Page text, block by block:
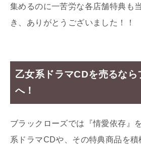
集めるのに一苦労な各店舗特典も
き、ありがとうございました！！
乙女系ドラマCDを売るなら
へ！
ブラックローズでは『情愛依存』
系ドラマCDや、その特典商品を積